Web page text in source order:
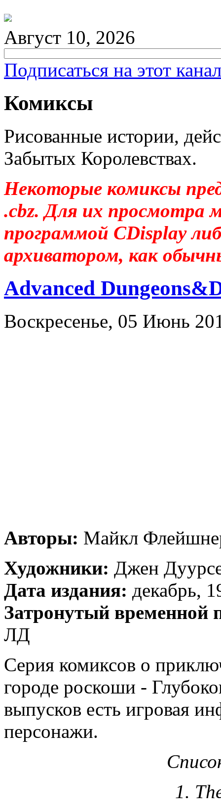
Август 10, 2026
Подписаться на этот
Комиксы
Рисованные истории,
Забытых Королевствах.
Некоторые комиксы
.cbz. Для их просмотра
программой CDisplay
архиватором, как
Advanced
Воскресенье, 05 Июнь
Авторы: Майкл
Художники: Джен
Дата издания: декабрь,
Затронутый временной
ЛД
Серия комиксов о
городе роскоши -
выпусков есть игровая
персонажи.
1.